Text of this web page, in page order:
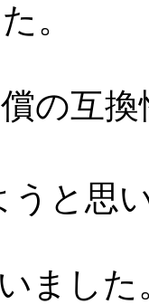
。
の互
うと思
ました